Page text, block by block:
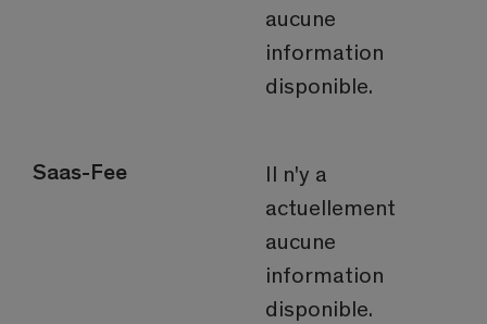
aucune
information
disponible.
Saas-Fee
Il n'y a
actuellement
aucune
information
disponible.